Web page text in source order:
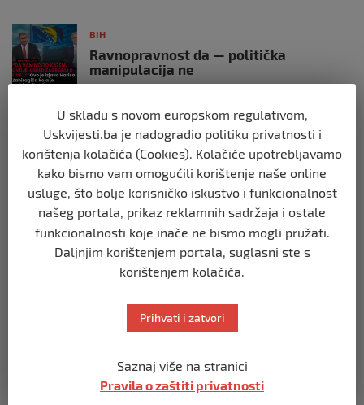
BIH
Ravnopravnost da — politička
manipulacija ne
BIH
Postoje razne špekulacije oko ukidanja
OHR-a – šta vi mislite?
prije 3 mjeseca
BIH
Zašto Bakir Izetbegović trenutno ima
najveće šanse za povratak u
Predsjedništvo BiH
prije 3 mjeseca
Demantij Federalnog ministarstva
unutrašnjih poslova
U skladu s novom europskom regulativom,
Uskvijesti.ba je nadogradio politiku privatnosti i
korištenja kolačića (Cookies). Kolačiće upotrebljavamo
kako bismo vam omogućili korištenje naše online
usluge, što bolje korisničko iskustvo i funkcionalnost
našeg portala, prikaz reklamnih sadržaja i ostale
funkcionalnosti koje inače ne bismo mogli pružati.
Daljnjim korištenjem portala, suglasni ste s
korištenjem kolačića.
Prihvati i zatvori
Saznaj više na stranici
Pravila o zaštiti privatnosti